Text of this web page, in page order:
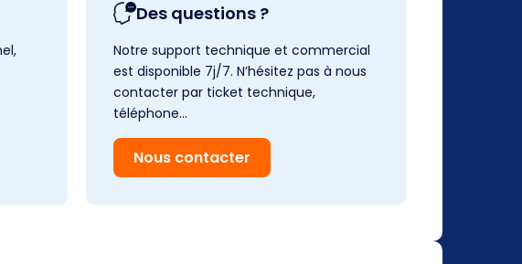
Des questions ?
Notre support technique et commercial
est disponible 7j/7. N’hésitez pas à nous
contacter par ticket technique,
téléphone…
Nous contacter